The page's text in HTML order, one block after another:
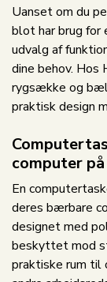
Uanset om du
blot har brug for
udvalg af
dine behov. Hos
rygsække og
praktisk design
computer
En
deres bærbare
designet med
beskyttet mod
praktiske rum til